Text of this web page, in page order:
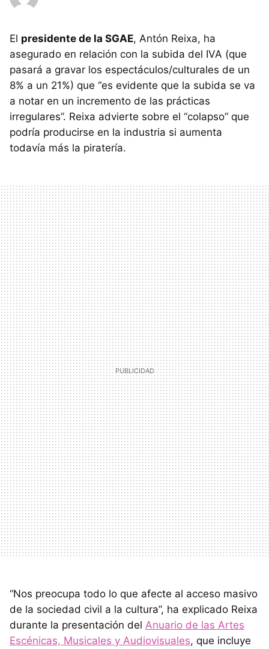
El presidente de la SGAE, Antón Reixa, ha
asegurado en relación con la subida del IVA (que
pasará a gravar los espectáculos/culturales de un
8% a un 21%) que “es evidente que la subida se va
a notar en un incremento de las prácticas
irregulares”. Reixa advierte sobre el “colapso” que
podría producirse en la industria si aumenta
todavía más la piratería.
“Nos preocupa todo lo que afecte al acceso masivo
de la sociedad civil a la cultura”, ha explicado Reixa
durante la presentación del Anuario de las Artes
Escénicas, Musicales y Audiovisuales, que incluye